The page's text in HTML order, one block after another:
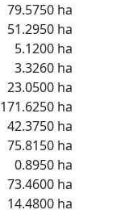
79.5750 ha
51.2950 ha
5.1200 ha
3.3260 ha
23.0500 ha
171.6250 ha
42.3750 ha
75.8150 ha
0.8950 ha
73.4600 ha
14.4800 ha